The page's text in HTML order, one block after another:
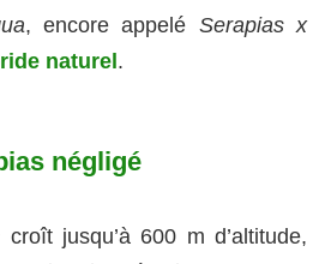
, encore appelé Serapias x
naturel.
négligé
croît jusqu’à 600 m d’altitude,